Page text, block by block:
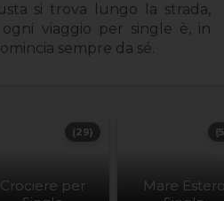
si trova lungo la strada,
viaggio per single è, in
sempre da sé.
Crociere per
(29)
Mare